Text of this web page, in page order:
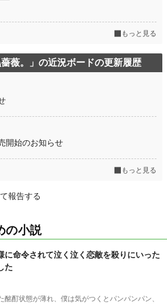
もっと見る
薇。」の近況ボードの更新履歴
開始のお知らせ
もっと見る
報告する
の小説
に命令されて泣く泣く恋敵を殺りにいった
た
酩酊状態が薄れ、僕は気がつくとパンパンパン、